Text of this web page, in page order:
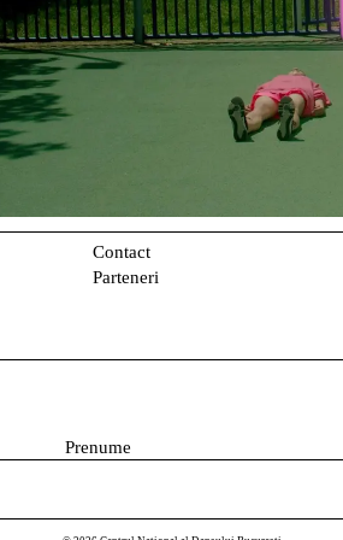
Contact
Parteneri
P
n